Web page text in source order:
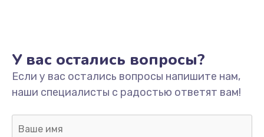
Замена микросхемы NFC
1100 руб.
Заказать
У вас остались вопросы?
Если у вас остались вопросы напишите нам,
наши специалисты с радостью ответят вам!